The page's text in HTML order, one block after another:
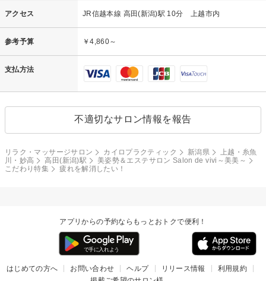
アクセス JR信越本線 高田(新潟)駅 10分 上越市内
参考予算 ￥4,860～
支払方法
不適切なサロン情報を報告
リラク・マッサージサロン カイロプラクティック 新潟県
上越・糸魚
川・妙高
高田(新潟)駅
美姿勢＆エステサロン Salon de vivi～美美～
こだわり特集
疲れを解消したい！
アプリからの予約ならもっとおトクで便利！
はじめての方へ お問い合わせ ヘルプ リリース情報
利用規約